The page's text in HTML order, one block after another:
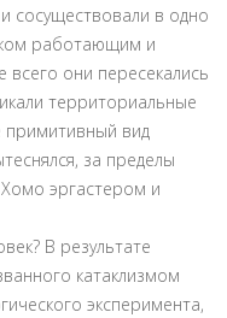
сосуществовали в одно
работающим и
они пересекались
территориальные
примитивный вид
за пределы
эргастером и
В результате
катаклизмом
эксперимента,